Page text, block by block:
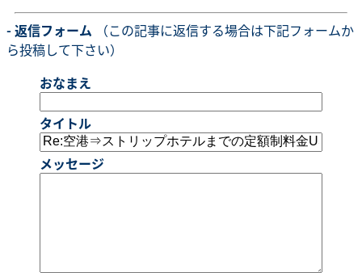
- 返信フォーム （この記事に返信する場合は下記フォームか
ら投稿して下さい）
おなまえ
タイトル
メッセージ